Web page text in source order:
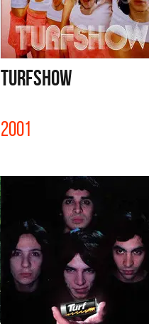
TURFSHOW
2001